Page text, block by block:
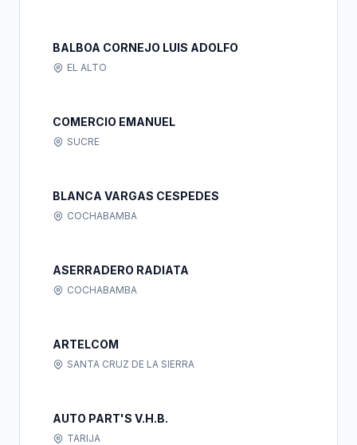
BALBOA CORNEJO LUIS ADOLFO
EL ALTO
COMERCIO EMANUEL
SUCRE
BLANCA VARGAS CESPEDES
COCHABAMBA
ASERRADERO RADIATA
COCHABAMBA
ARTELCOM
SANTA CRUZ DE LA SIERRA
AUTO PART'S V.H.B.
TARIJA